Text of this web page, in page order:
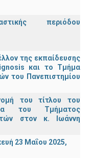
περιόδου
της εκπαίδευσης
και το Τμήμα
του Πανεπιστημίου
του τίτλου του
του Τμήματος
στον κ. Ιωάννη
23 Μαΐου 2025,